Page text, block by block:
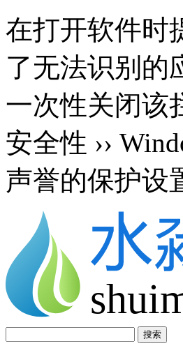
在打开软件时
了无法识别的
一次性关闭该
安全性 ››
声誉的保护设